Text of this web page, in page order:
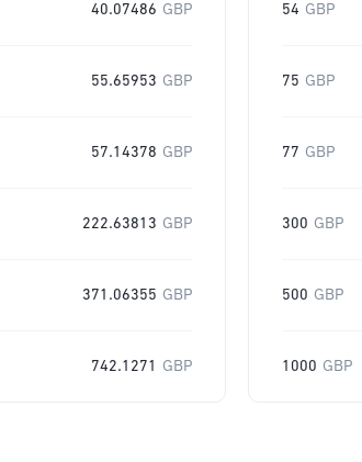
40.07486 GBP
55.65953 GBP
57.14378 GBP
222.63813 GBP
371.06355 GBP
742.1271 GBP
54 GBP
75 GBP
77 GBP
300 GBP
500 GBP
1000 GBP